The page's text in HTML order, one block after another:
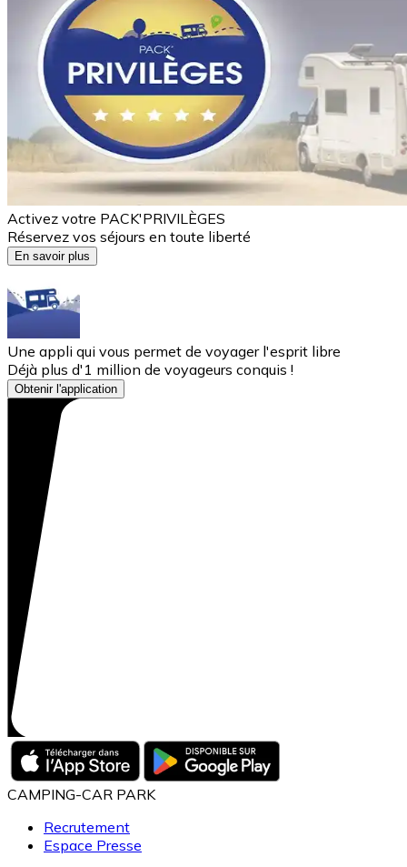
Activez votre PACK'PRIVILÈGES
Réservez vos séjours en toute liberté
En savoir plus
Une appli qui vous permet de voyager l'esprit libre
Déjà plus d'1 million de voyageurs conquis !
Obtenir l'application
CAMPING-CAR PARK
Recrutement
Espace Presse